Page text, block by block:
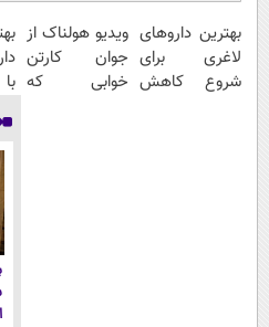
بهترین داروهای
لاغری برای
شروع کاهش
ویدیو هولناک از
جوان کارتن
خوابی که